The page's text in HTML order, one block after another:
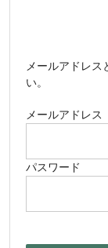
メールアドレス
い。
メールアドレス
パスワード